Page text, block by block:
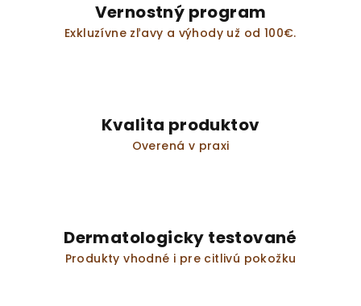
Vernostný program
Exkluzívne zľavy a výhody už od 100€.
Kvalita produktov
Overená v praxi
Dermatologicky testované
Produkty vhodné i pre citlivú pokožku